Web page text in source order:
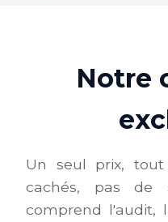
Notre
Un seul prix, tout
cachés, pas de
comprend l'audit,